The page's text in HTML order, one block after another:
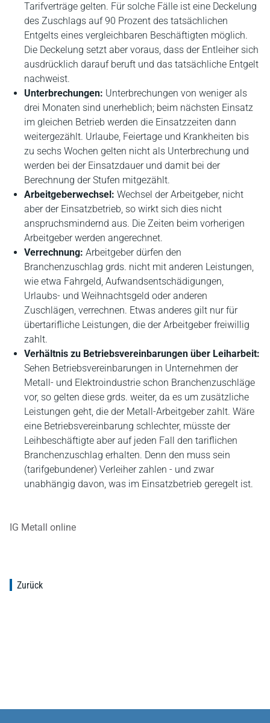
Tarifverträge gelten. Für solche Fälle ist eine Deckelung
des Zuschlags auf 90 Prozent des tatsächlichen
Entgelts eines vergleichbaren Beschäftigten möglich.
Die Deckelung setzt aber voraus, dass der Entleiher sich
ausdrücklich darauf beruft und das tatsächliche Entgelt
nachweist.
Unterbrechungen: Unterbrechungen von weniger als
drei Monaten sind unerheblich; beim nächsten Einsatz
im gleichen Betrieb werden die Einsatzzeiten dann
weitergezählt. Urlaube, Feiertage und Krankheiten bis
zu sechs Wochen gelten nicht als Unterbrechung und
werden bei der Einsatzdauer und damit bei der
Berechnung der Stufen mitgezählt.
Arbeitgeberwechsel: Wechsel der Arbeitgeber, nicht
aber der Einsatzbetrieb, so wirkt sich dies nicht
anspruchsmindernd aus. Die Zeiten beim vorherigen
Arbeitgeber werden angerechnet.
Verrechnung: Arbeitgeber dürfen den
Branchenzuschlag grds. nicht mit anderen Leistungen,
wie etwa Fahrgeld, Aufwandsentschädigungen,
Urlaubs- und Weihnachtsgeld oder anderen
Zuschlägen, verrechnen. Etwas anderes gilt nur für
übertarifliche Leistungen, die der Arbeitgeber freiwillig
zahlt.
Verhältnis zu Betriebsvereinbarungen über Leiharbeit:
Sehen Betriebsvereinbarungen in Unternehmen der
Metall- und Elektroindustrie schon Branchenzuschläge
vor, so gelten diese grds. weiter, da es um zusätzliche
Leistungen geht, die der Metall-Arbeitgeber zahlt. Wäre
eine Betriebsvereinbarung schlechter, müsste der
Leihbeschäftigte aber auf jeden Fall den tariflichen
Branchenzuschlag erhalten. Denn den muss sein
(tarifgebundener) Verleiher zahlen - und zwar
unabhängig davon, was im Einsatzbetrieb geregelt ist.
IG Metall online
Zurück